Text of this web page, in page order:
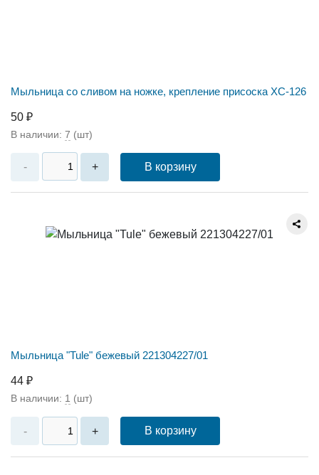
Мыльница со сливом на ножке, крепление присоска ХС-126
50 ₽
В наличии: 7 (шт)
- + В корзину
Мыльница "Tule" бежевый 221304227/01
44 ₽
В наличии: 1 (шт)
- + В корзину